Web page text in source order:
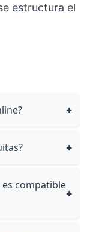
estructura el
compatible